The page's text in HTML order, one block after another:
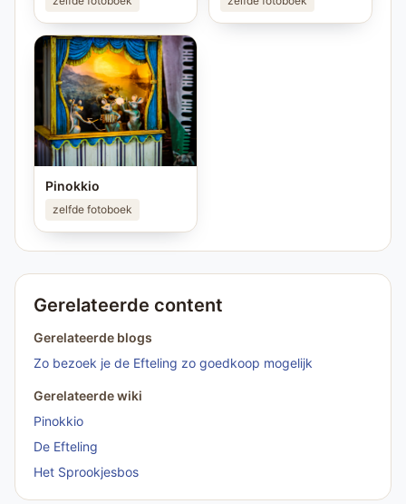
Pinokkio
zelfde fotoboek
Gerelateerde content
Gerelateerde blogs
Zo bezoek je de Efteling zo goedkoop mogelijk
Gerelateerde wiki
Pinokkio
De Efteling
Het Sprookjesbos